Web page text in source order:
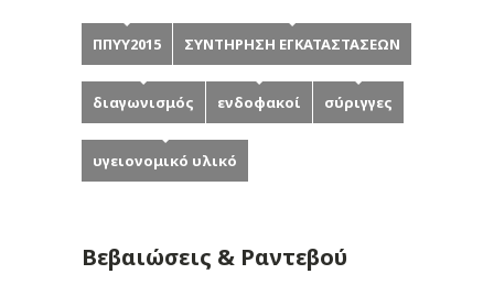
ΠΠΥΥ2015 ΣΥΝΤΗΡΗΣΗ ΕΓΚΑΤΑΣΤΑΣΕΩΝ
διαγωνισμός ενδοφακοί σύριγγες
υγειονομικό υλικό
Βεβαιώσεις & Ραντεβού